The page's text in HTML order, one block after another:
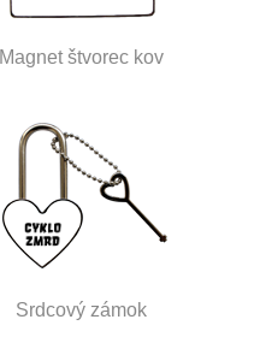
Magnet štvorec kov
Srdcový zámok